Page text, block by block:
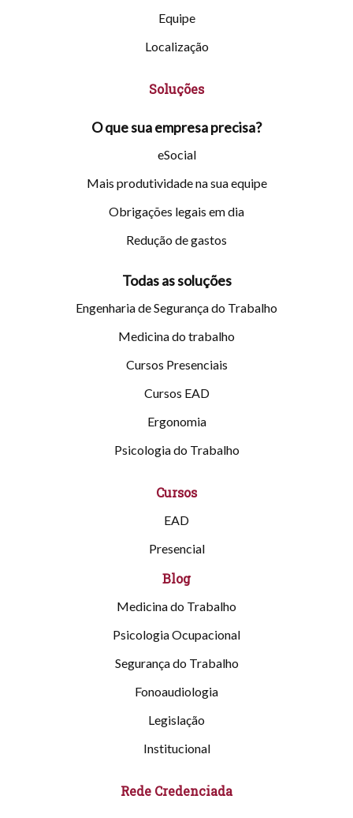
Equipe
Localização
Soluções
O que sua empresa precisa?
eSocial
Mais produtividade na sua equipe
Obrigações legais em dia
Redução de gastos
Todas as soluções
Engenharia de Segurança do Trabalho
Medicina do trabalho
Cursos Presenciais
Cursos EAD
Ergonomia
Psicologia do Trabalho
Cursos
EAD
Presencial
Blog
Medicina do Trabalho
Psicologia Ocupacional
Segurança do Trabalho
Fonoaudiologia
Legislação
Institucional
Rede Credenciada